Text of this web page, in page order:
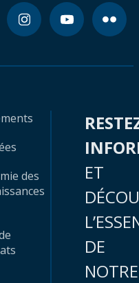
des
ET
DE
NOTRE